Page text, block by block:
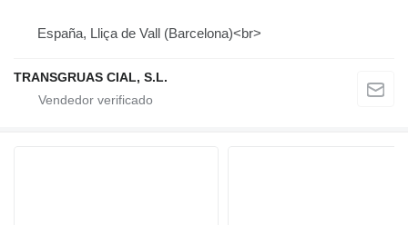
España, Lliça de Vall (Barcelona)<br>
TRANSGRUAS CIAL, S.L.